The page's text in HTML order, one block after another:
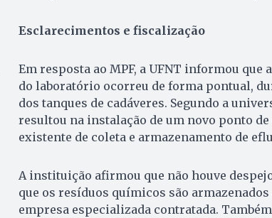
Esclarecimentos e fiscalização
Em resposta ao MPF, a UFNT informou
do laboratório ocorreu de forma pontual,
dos tanques de cadáveres. Segundo a
resultou na instalação de um novo ponto
existente de coleta e armazenamento de
A instituição afirmou que não houve
que os resíduos químicos são
empresa especializada contratada.